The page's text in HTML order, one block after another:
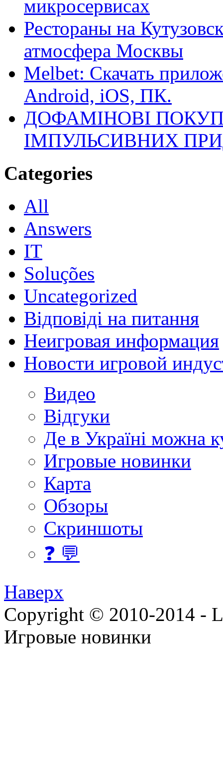
микросервисах
Рестораны на
атмосфера Москвы
Melbet: Скачать
Android, iOS, ПК.
ДОФАМІНОВІ
ІМПУЛЬСИВНИХ
Categories
All
Answers
IT
Soluções
Uncategorized
Відповіді на питання
Неигровая информация
Новости игровой
Видео
Відгуки
Де в Україні можна
Игровые новинки
Карта
Обзоры
Скриншоты
❓ 💬
Наверх
Copyright © 2010-2014 -
Игровые новинки